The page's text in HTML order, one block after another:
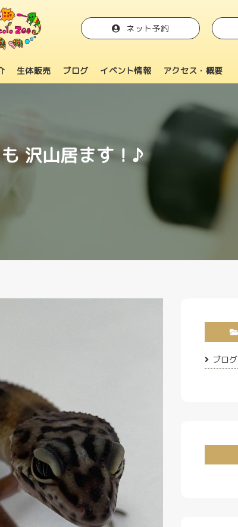
ネット予約
生体販売 ブログ イベント情報 アクセス・概要
沢山居ます！♪
ブログ